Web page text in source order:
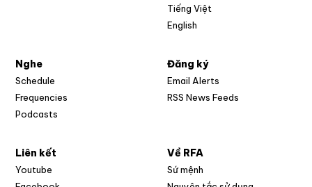
Tiếng Việt
English
Nghe
Schedule
Frequencies
Podcasts
Đăng ký
Email Alerts
RSS News Feeds
Liên kết
Youtube
Về RFA
Sứ mệnh